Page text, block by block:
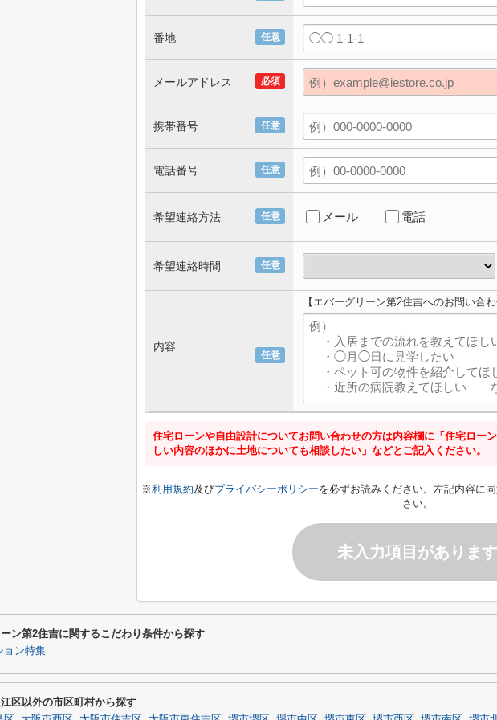
任意
番地
必須
メールアドレス
任意
携帯番号
任意
電話番号
任意
希望連絡方法 メール 電話
任意
希望連絡時間
任意
内容
【エバーグリーン第2住吉へのお問い合
住宅ローンや自由設計についてお問い合わせの方は内容欄に「住宅ロー
しい内容のほかに土地についても相談したい」などとご記入ください。
※利用規約及びプライバシーポリシーを必ずお読みください。左記内容に
さい。
未入力項目があります
ン第2住吉に関するこだわり条件から探す
ョン特集
区以外の市区町村から探す